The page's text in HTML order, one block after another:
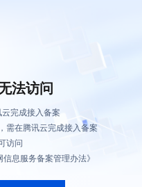
法访问
完成接入备案
需在腾讯云完成接入备案
访问
息服务备案管理办法》